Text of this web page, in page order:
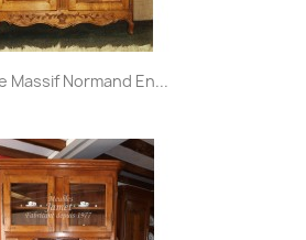
Massif Normand En...